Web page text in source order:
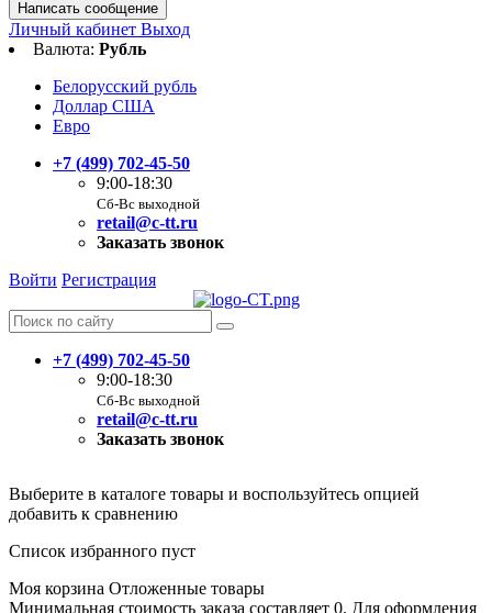
Написать сообщение
Личный кабинет Выход
Валюта: Рубль
Белорусский рубль
Доллар США
Евро
+7 (499) 702-45-50
9:00-18:30
Сб-Вс выходной
retail@c-tt.ru
Заказать звонок
Войти Регистрация
+7 (499) 702-45-50
9:00-18:30
Сб-Вс выходной
retail@c-tt.ru
Заказать звонок
Выберите в каталоге товары и воспользуйтесь опцией
добавить к сравнению
Список избранного пуст
Моя корзина Отложенные товары
Минимальная стоимость заказа составляет 0. Для оформления